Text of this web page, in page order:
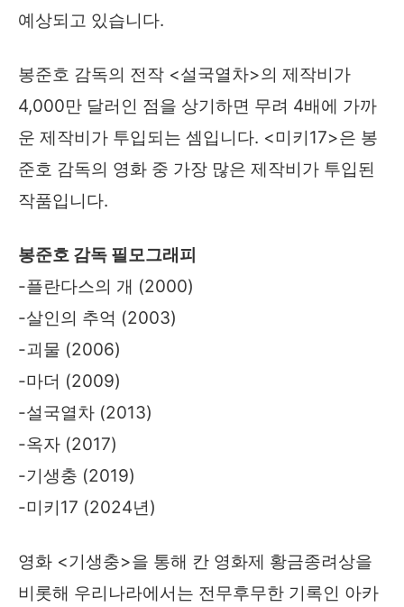
예상되고 있습니다.
봉준호 감독의 전작 <설국열차>의 제작비가
4,000만 달러인 점을 상기하면 무려 4배에 가까
운 제작비가 투입되는 셈입니다. <미키17>은 봉
준호 감독의 영화 중 가장 많은 제작비가 투입된
작품입니다.
봉준호 감독 필모그래피
-플란다스의 개 (2000)
-살인의 추억 (2003)
-괴물 (2006)
-마더 (2009)
-설국열차 (2013)
-옥자 (2017)
-기생충 (2019)
-미키17 (2024년)
영화 <기생충>을 통해 칸 영화제 황금종려상을
비롯해 우리나라에서는 전무후무한 기록인 아카